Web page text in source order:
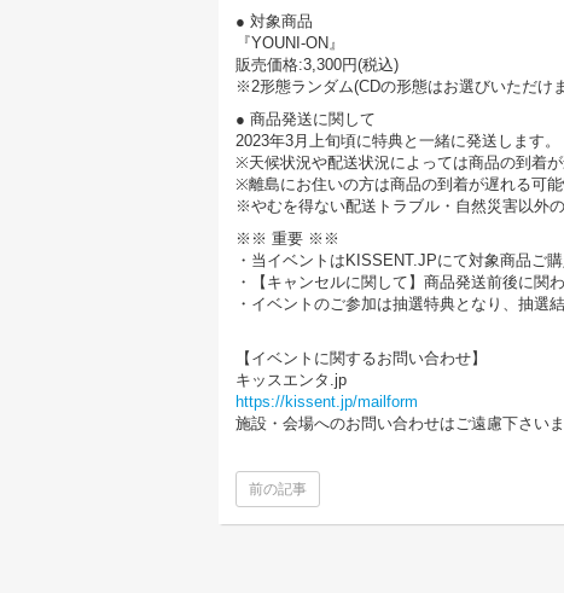
● 対象商品
『YOUNI-ON』
販売価格:3,300円(税込)
※2形態ランダム(CDの形態はお選びいただけ
● 商品発送に関して
2023年3月上旬頃に特典と一緒に発送します。
※天候状況や配送状況によっては商品の到着
※離島にお住いの方は商品の到着が遅れる可能
※やむを得ない配送トラブル・自然災害以外
※※ 重要 ※※
・当イベントはKISSENT.JPにて対象商品ご
・【キャンセルに関して】商品発送前後に関
・イベントのご参加は抽選特典となり、抽選
【イベントに関するお問い合わせ】
キッスエンタ.jp
https://kissent.jp/mailform
施設・会場へのお問い合わせはご遠慮下さい
前の記事